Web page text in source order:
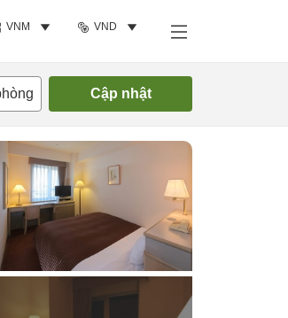
VNM VND
Cập nhật
Tìm phòng trống